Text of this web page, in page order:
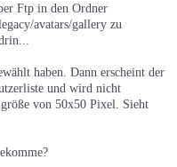
Ftp in den Ordner
avatars/gallery zu
haben. Dann erscheint der
und wird nicht
von 50x50 Pixel. Sieht